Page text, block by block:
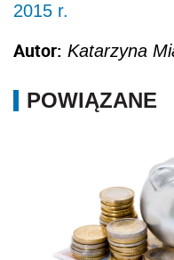
2015 r.
Autor: Katarzyna
POWIĄZANE